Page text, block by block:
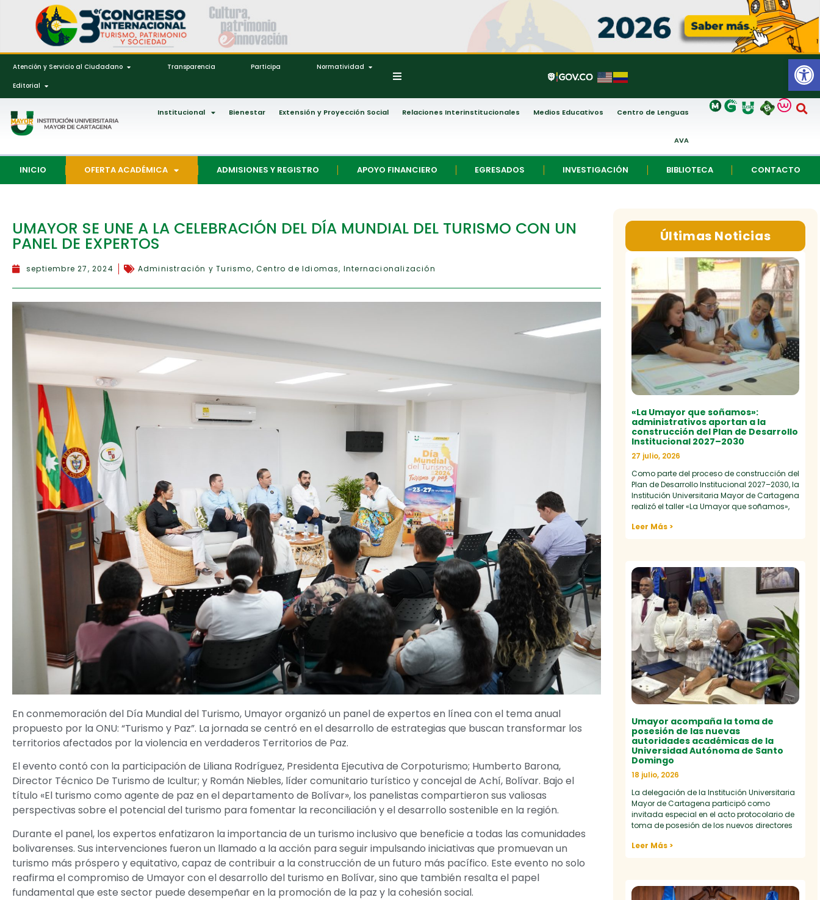
Abrir
Atención y Servicio al Ciudadano Transparencia Participa Normatividad
Editorial
Institucional Bienestar Extensión y Proyección Social Relaciones Interinstitucionales Medios Educativos Centro de Lenguas
AVA
INICIO OFERTA ACADÉMICA ADMISIONES Y REGISTRO APOYO FINANCIERO EGRESADOS INVESTIGACIÓN BIBLIOTECA CONTACTO
UMAYOR SE UNE A LA CELEBRACIÓN DEL DÍA MUNDIAL DEL TURISMO CON UN
PANEL DE EXPERTOS
septiembre 27, 2024 Administración y Turismo,Centro de Idiomas, Internacionalización
En conmemoración del Día Mundial del Turismo, Umayor organizó un panel de expertos en línea con el tema anual
propuesto por la ONU: “Turismo y Paz”. La jornada se centró en el desarrollo de estrategias que buscan transformar los
territorios afectados por la violencia en verdaderos Territorios de Paz.
El evento contó con la participación de Liliana Rodríguez, Presidenta Ejecutiva de Corpoturismo; Humberto Barona,
Director Técnico De Turismo de Icultur; y Román Niebles, líder comunitario turístico y concejal de Achí, Bolívar. Bajo el
título «El turismo como agente de paz en el departamento de Bolívar», los panelistas compartieron sus valiosas
perspectivas sobre el potencial del turismo para fomentar la reconciliación y el desarrollo sostenible en la región.
Durante el panel, los expertos enfatizaron la importancia de un turismo inclusivo que beneficie a todas las comunidades
bolivarenses. Sus intervenciones fueron un llamado a la acción para seguir impulsando iniciativas que promuevan un
turismo más próspero y equitativo, capaz de contribuir a la construcción de un futuro más pacífico. Este evento no solo
reafirma el compromiso de Umayor con el desarrollo del turismo en Bolívar, sino que también resalta el papel
fundamental que este sector puede desempeñar en la promoción de la paz y la cohesión social.
Últimas Noticias
«La Umayor que soñamos»:
administrativos aportan a la
construcción del Plan de Desarrollo
Institucional 2027–2030
27 julio, 2026
Como parte del proceso de construcción del
Plan de Desarrollo Institucional 2027–2030, la
Institución Universitaria Mayor de Cartagena
realizó el taller «La Umayor que soñamos»,
Leer Más >
Umayor acompaña la toma de
posesión de las nuevas
autoridades académicas de la
Universidad Autónoma de Santo
Domingo
18 julio, 2026
La delegación de la Institución Universitaria
Mayor de Cartagena participó como
invitada especial en el acto protocolario de
toma de posesión de los nuevos directores
Leer Más >